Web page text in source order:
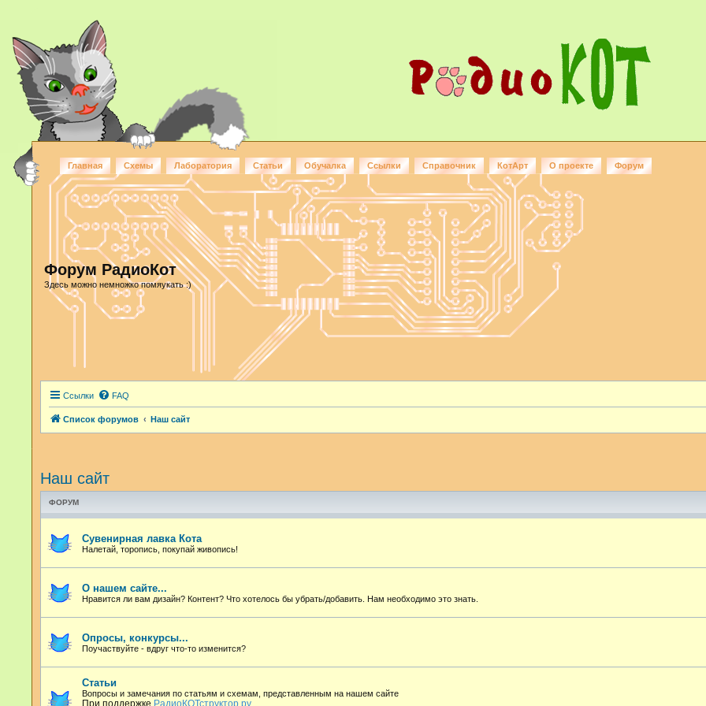
Главная Схемы Лаборатория Статьи Обучалка Ссылки Справочник КотАрт О проекте Форум
Форум РадиоКот
Здесь можно немножко помяукать :)
Ссылки FAQ
Список форумов Наш сайт
Наш сайт
ФОРУМ
Сувенирная лавка Кота
Налетай, торопись, покупай живопись!
О нашем сайте...
Нравится ли вам дизайн? Контент? Что хотелось бы убрать/добавить. Нам необходимо это знать.
Опросы, конкурсы...
Поучаствуйте - вдруг что-то изменится?
Статьи
Вопросы и замечания по статьям и схемам, представленным на нашем сайте
При поддержке РадиоКОТструктор.ру